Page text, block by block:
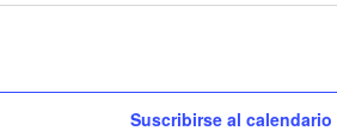
Suscribirse al calendario